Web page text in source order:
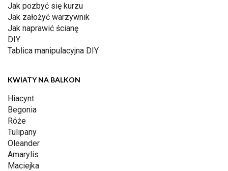
Jak pozbyć się kurzu
Jak założyć warzywnik
Jak naprawić ścianę
DIY
Tablica manipulacyjna DIY
KWIATY NA BALKON
Hiacynt
Begonia
Róże
Tulipany
Oleander
Amarylis
Maciejka